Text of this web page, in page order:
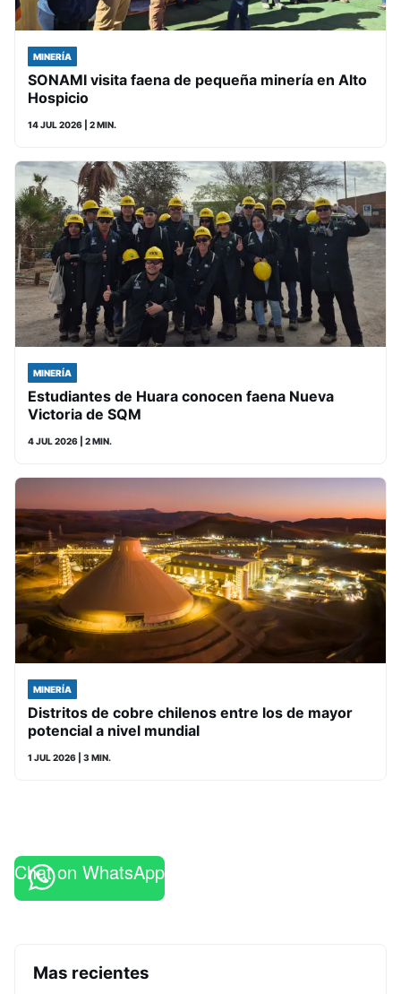
MINERÍA
SONAMI visita faena de pequeña minería en Alto
Hospicio
14 JUL 2026 | 2 MIN.
MINERÍA
Estudiantes de Huara conocen faena Nueva
Victoria de SQM
4 JUL 2026 | 2 MIN.
MINERÍA
Distritos de cobre chilenos entre los de mayor
potencial a nivel mundial
1 JUL 2026 | 3 MIN.
Chat on WhatsApp
Mas recientes